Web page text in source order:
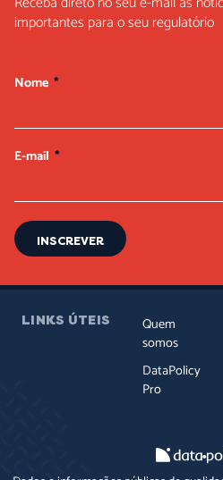
importantes para o seu regulatório
Nome
E-mail
INSCREVER
LINKS ÚTEIS
Quem
somos
DataPolicy
Pro